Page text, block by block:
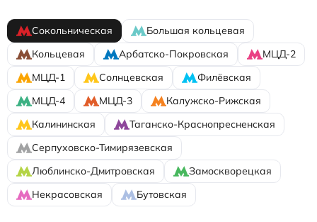
Сокольническая
Большая кольцевая
Кольцевая
Арбатско-Покровская
МЦД-2
МЦД-1
Солнцевская
Филёвская
МЦД-4
МЦД-3
Калужско-Рижская
Калининская
Таганско-Краснопресненская
Серпуховско-Тимирязевская
Люблинско-Дмитровская
Замоскворецкая
Некрасовская
Бутовская